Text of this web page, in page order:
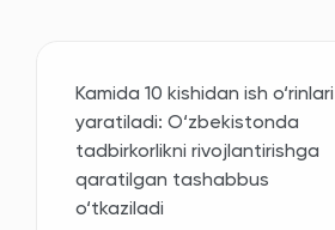
Kamida 10 kishidan ish o‘rinlari
yaratiladi: O‘zbekistonda
tadbirkorlikni rivojlantirishga
qaratilgan tashabbus
o‘tkaziladi